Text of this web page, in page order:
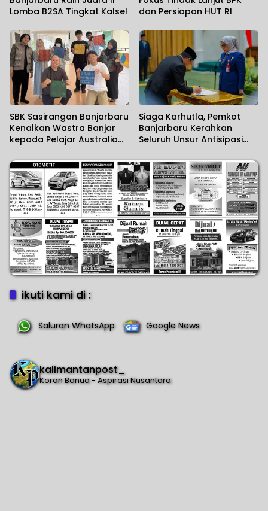
Lomba B2SA Tingkat Kalsel
dan Persiapan HUT RI
SBK Sasirangan Banjarbaru
Kenalkan Wastra Banjar
kepada Pelajar Australia
Siaga Karhutla, Pemkot
Banjarbaru Kerahkan
Seluruh Unsur Antisipasi
ikuti kami di :
Saluran WhatsApp Google News
kalimantanpost_
Koran Banua - Aspirasi Nusantara